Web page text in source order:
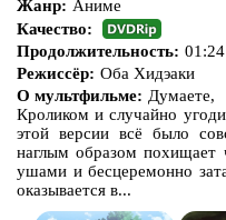
Жанр: Аниме
Качество:
Продолжительность: 01:24
Режиссёр: Оба Хидэаки
О мультфильме:
Кроликом и случайно
этой версии всё было
наглым образом похищает
ушами и бесцеремонно
оказывается в...